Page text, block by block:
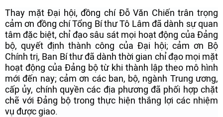
Thay mặt Đại hội, đồng chí Đỗ Văn Chiến trân trọng
cảm ơn đồng chí Tổng Bí thư Tô Lâm đã dành sự quan
tâm đặc biệt, chỉ đạo sâu sát mọi hoạt động của Đảng
bộ, quyết định thành công của Đại hội; cảm ơn Bộ
Chính trị, Ban Bí thư đã dành thời gian chỉ đạo mọi mặt
hoạt động của Đảng bộ từ khi thành lập theo mô hình
mới đến nay; cảm ơn các ban, bộ, ngành Trung ương,
cấp ủy, chính quyền các địa phương đã phối hợp chặt
chẽ với Đảng bộ trong thực hiện thắng lợi các nhiệm
vụ được giao.